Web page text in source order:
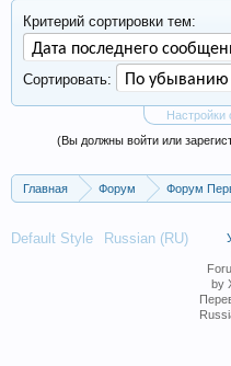
Настройки
Критерий сортировки тем:
Сортировать:
(Вы должны войти или
Главная Форум Форум
Default Style Russian (RU)
by